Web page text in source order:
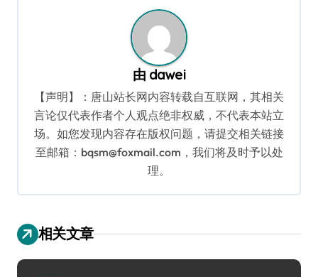
由 dawei
【声明】：唐山站长网内容转载自互联网，其相关
言论仅代表作者个人观点绝非权威，不代表本站立
场。如您发现内容存在版权问题，请提交相关链接
至邮箱：bqsm@foxmail.com，我们将及时予以处
理。
相关文章